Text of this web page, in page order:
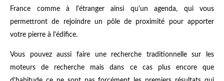
France comme à l'étranger ainsi qu'un agenda, qui vous
permettront de rejoindre un pôle de proximité pour apporter
votre pierre à l'édifice.
Vous pouvez aussi faire une recherche traditionnelle sur les
moteurs de recherche mais dans ce cas plus encore que